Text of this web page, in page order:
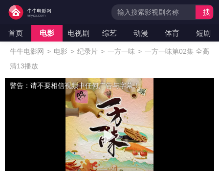
首页 电影 电视剧 综艺 动漫 体育 短剧
搜
牛牛电影网 > 电影 > 纪录片 > 一方一味 > 一方一味第02集 全高
清13播放
警告：请不要相信视频中任何广告与字幕！